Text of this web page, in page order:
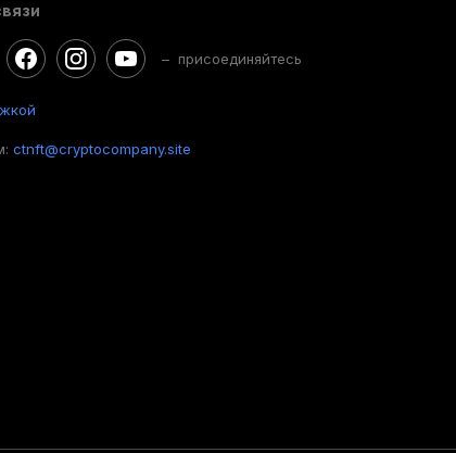
– присоединяйтесь
ctnft@cryptocompany.site